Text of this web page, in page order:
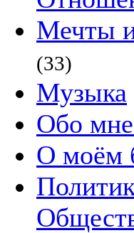
Мечты
(33)
Музыка
Обо
О моём